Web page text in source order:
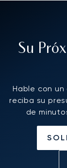
Su
Hable con
reciba su
de